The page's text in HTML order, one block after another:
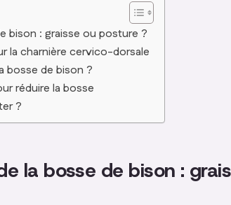
bison : graisse ou posture ?
la charnière cervico-dorsale
bosse de bison ?
réduire la bosse
?
la bosse de bison :